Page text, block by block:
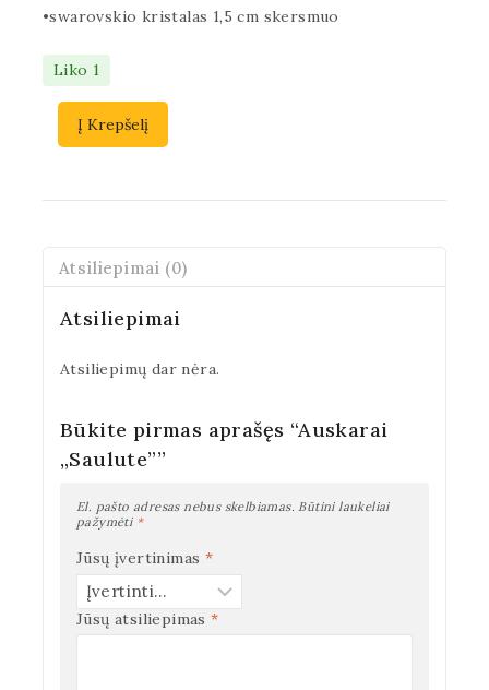
•swarovskio kristalas 1,5 cm skersmuo
Liko 1
Į Krepšelį
Atsiliepimai (0)
Atsiliepimai
Atsiliepimų dar nėra.
Būkite pirmas aprašęs “Auskarai
„Saulute””
El. pašto adresas nebus skelbiamas. Būtini laukeliai
pažymėti *
Jūsų įvertinimas *
Jūsų atsiliepimas*